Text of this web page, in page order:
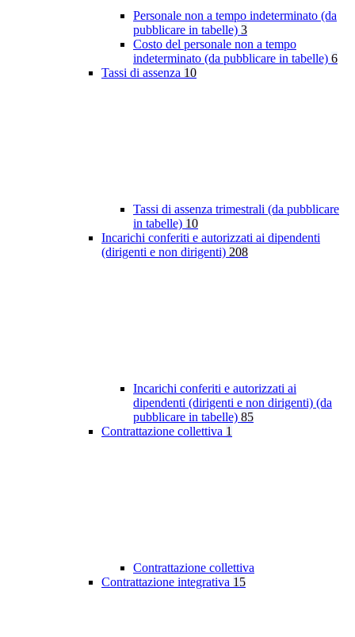
Personale non a tempo indeterminato (da
pubblicare in tabelle) 3
Costo del personale non a tempo
indeterminato (da pubblicare in tabelle) 6
Tassi di assenza 10
Tassi di assenza trimestrali (da pubblicare
in tabelle) 10
Incarichi conferiti e autorizzati ai dipendenti
(dirigenti e non dirigenti) 208
Incarichi conferiti e autorizzati ai
dipendenti (dirigenti e non dirigenti) (da
pubblicare in tabelle) 85
Contrattazione collettiva 1
Contrattazione collettiva
Contrattazione integrativa 15